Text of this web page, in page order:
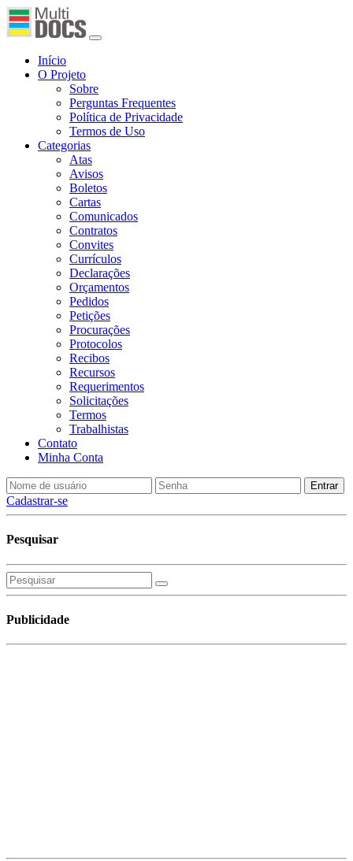
Início
O Projeto
Sobre
Perguntas Frequentes
Política de Privacidade
Termos de Uso
Categorias
Atas
Avisos
Boletos
Cartas
Comunicados
Contratos
Convites
Currículos
Declarações
Orçamentos
Pedidos
Petições
Procurações
Protocolos
Recibos
Recursos
Requerimentos
Solicitações
Termos
Trabalhistas
Contato
Minha Conta
Cadastrar-se
Pesquisar
Publicidade